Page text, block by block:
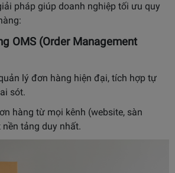
pháp giúp doanh nghiệp tối ưu quy
OMS (Order Management
lý đơn hàng hiện đại, tích hợp tự
sót.
hàng từ mọi kênh (website, sàn
tảng duy nhất.